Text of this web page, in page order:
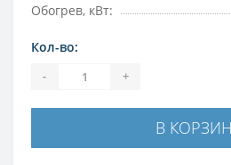
Обогрев, кВт:
Кол-во:
- +
В